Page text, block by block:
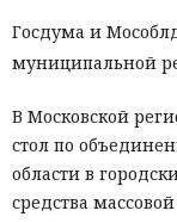
Культура
Общество
Политика
Мнения
Госдума и
муниципальной
В Московской
стол по
области в
средства